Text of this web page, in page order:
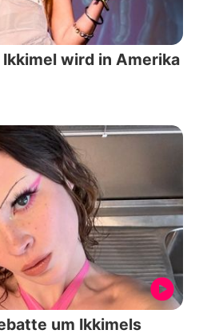
wird in Amerika
um Ikkimels